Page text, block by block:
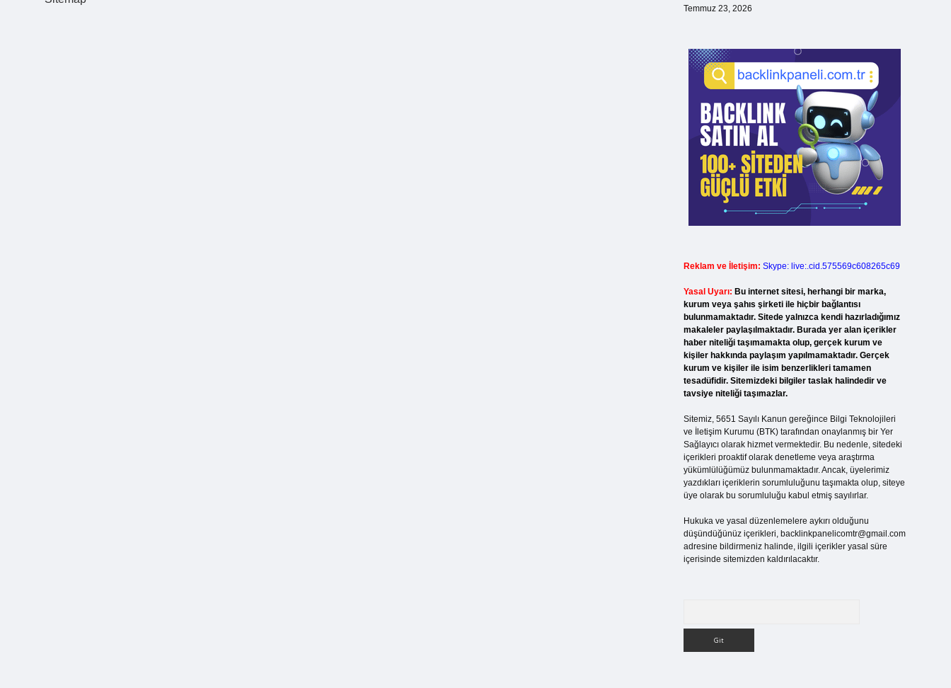
Temmuz 23, 2026
Reklam ve İletişim: Skype: live:.cid.575569c608265c69
Yasal Uyarı: Bu internet sitesi, herhangi bir marka,
kurum veya şahıs şirketi ile hiçbir bağlantısı
bulunmamaktadır. Sitede yalnızca kendi hazırladığımız
makaleler paylaşılmaktadır. Burada yer alan içerikler
haber niteliği taşımamakta olup, gerçek kurum ve
kişiler hakkında paylaşım yapılmamaktadır. Gerçek
kurum ve kişiler ile isim benzerlikleri tamamen
tesadüfidir. Sitemizdeki bilgiler taslak halindedir ve
tavsiye niteliği taşımazlar.
Sitemiz, 5651 Sayılı Kanun gereğince Bilgi Teknolojileri
ve İletişim Kurumu (BTK) tarafından onaylanmış bir Yer
Sağlayıcı olarak hizmet vermektedir. Bu nedenle, sitedeki
içerikleri proaktif olarak denetleme veya araştırma
yükümlülüğümüz bulunmamaktadır. Ancak, üyelerimiz
yazdıkları içeriklerin sorumluluğunu taşımakta olup, siteye
üye olarak bu sorumluluğu kabul etmiş sayılırlar.
Hukuka ve yasal düzenlemelere aykırı olduğunu
düşündüğünüz içerikleri, backlinkpanelicomtr@gmail.com
adresine bildirmeniz halinde, ilgili içerikler yasal süre
içerisinde sitemizden kaldırılacaktır.